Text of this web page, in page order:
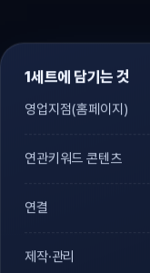
1세트에 담기는 것
영업지점(홈페이지)
연관키워드 콘텐츠
연결
제작·관리